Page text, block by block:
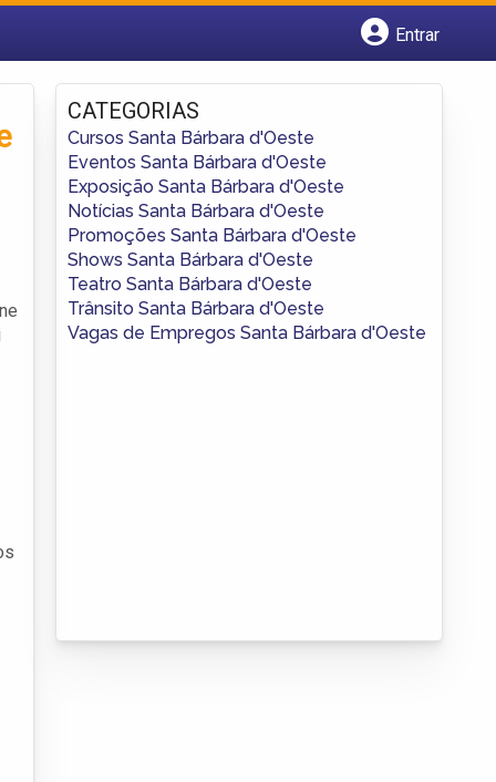
Entrar
Fazer login
Criar conta
CATEGORIAS
Cursos Santa Bárbara d'Oeste
Eventos Santa Bárbara d'Oeste
Exposição Santa Bárbara d'Oeste
Notícias Santa Bárbara d'Oeste
Promoções Santa Bárbara d'Oeste
Shows Santa Bárbara d'Oeste
Teatro Santa Bárbara d'Oeste
Trânsito Santa Bárbara d'Oeste
Vagas de Empregos Santa Bárbara d'Oeste